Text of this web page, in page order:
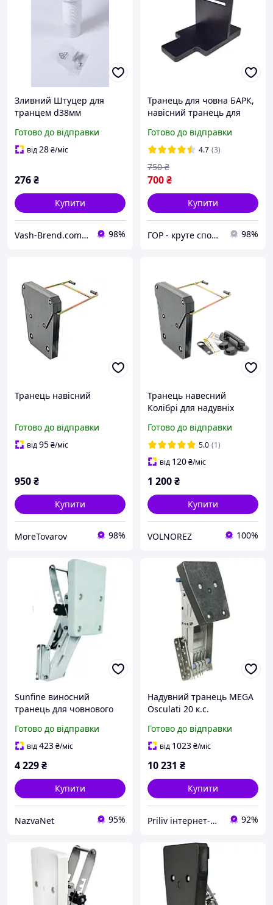
Зливний Штуцер для
транцем d38мм
Готово до відправки
від28₴/міс
276₴
Купити
Vash-Brend.com.ua 98%
Транець для човна БАРК,
навісний транець для
кріплення для мотора
човна
Готово до відправки
4.7 (3)
700₴
750 ₴
Купити
ГОР - круте спорядження для рафтингу та водного туризму 98%
Транець навісний
Готово до відправки
від95₴/міс
950₴
Купити
MoreTovarov 98%
Транець навесний
Колібрі для надувніх
Готово до відправки
5.0 (1)
від 120₴/міс
1 200₴
Купити
VOLNOREZ 100%
Sunfine виносний
транець для човнового
нержавіюча сталь AISI
304 регульований
Готово до відправки
від423₴/міс
4 229₴
Купити
NazvaNet 95%
Надувний транець MEGA
Osculati 20 к.с.
нержавіючої сталі хід 290
мм для двигунів до 40 кг
Готово до відправки
від 1023₴/міс
10 231 ₴
Купити
Priliv інтернет-магазин 92%